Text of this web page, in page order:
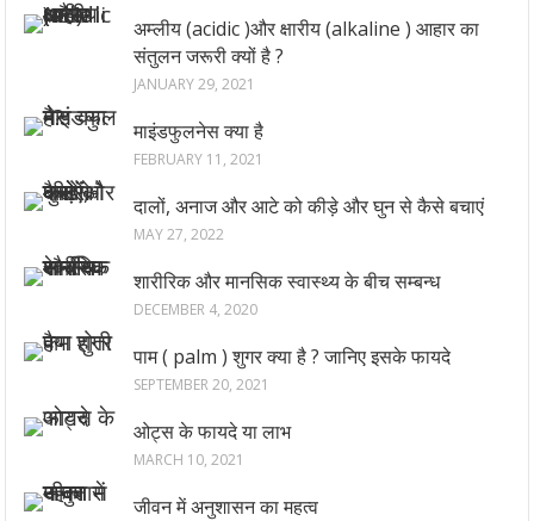
अम्लीय (acidic )और क्षारीय (alkaline ) आहार का
संतुलन जरूरी क्यों है ?
JANUARY 29, 2021
माइंडफुलनेस क्या है
FEBRUARY 11, 2021
दालों, अनाज और आटे को कीड़े और घुन से कैसे बचाएं
MAY 27, 2022
शारीरिक और मानसिक स्वास्थ्य के बीच सम्बन्ध
DECEMBER 4, 2020
पाम ( palm ) शुगर क्या है ? जानिए इसके फायदे
SEPTEMBER 20, 2021
ओट्स के फायदे या लाभ
MARCH 10, 2021
जीवन में अनुशासन का महत्व